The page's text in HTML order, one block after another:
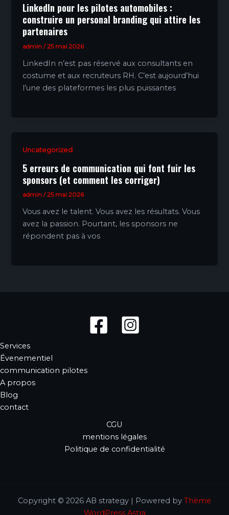
LinkedIn pour les pilotes automobiles :
construire un personal branding qui attire les
partenaires
admin/25 mai 2026
LinkedIn n’est pas réservé aux consultants en
costume et aux recruteurs RH. C’est aujourd’hui
l’une des plateformes les plus puissantes
Uncategorized
5 erreurs de communication qui font fuir les
sponsors (et comment les corriger)
admin/25 mai 2026
Vous avez le talent. Vous avez les résultats. Vous
avez la passion. Pourtant, les sponsors ne
répondent pas à vos
Services
Évenementiel
communication pilotes
A propos
Blog
contact
CGU
mentions légales
Politique de confidentialité
Copyright © 2026 AB strategy | Powered by Thème
WordPress Astra